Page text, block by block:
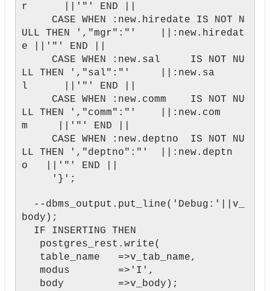
r ||'"' END ||
CASE WHEN :new.hiredate IS NOT N
ULL THEN ',"mgr":"' ||:new.hiredat
e ||'"' END ||
CASE WHEN :new.sal IS NOT NU
LL THEN ',"sal":"' ||:new.sa
l ||'"' END ||
CASE WHEN :new.comm IS NOT NU
LL THEN ',"comm":"' ||:new.com
m ||'"' END ||
CASE WHEN :new.deptno IS NOT NU
LL THEN ',"deptno":"' ||:new.deptn
o ||'"' END ||
'}';
--dbms_output.put_line('Debug:'||v_
body);
IF INSERTING THEN
postgres_rest.write(
table_name =>v_tab_name,
modus =>'I',
body =>v_body);